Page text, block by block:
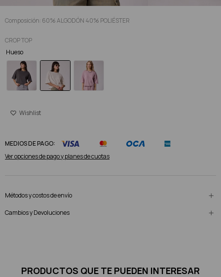
Composición: 60% ALGODÓN 40% POLIÉSTER
CROP TOP
Hueso
MEDIOS DE PAGO:
Ver opciones de pago y planes de cuotas
Métodos y costos de envío
Cambios y Devoluciones
PRODUCTOS QUE TE PUEDEN INTERESAR